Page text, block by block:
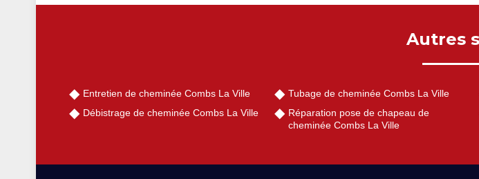
Autres
Entretien de cheminée Combs La Ville
Débistrage de cheminée Combs La Ville
Tubage de cheminée Combs La Ville
Réparation pose de chapeau de
cheminée Combs La Ville